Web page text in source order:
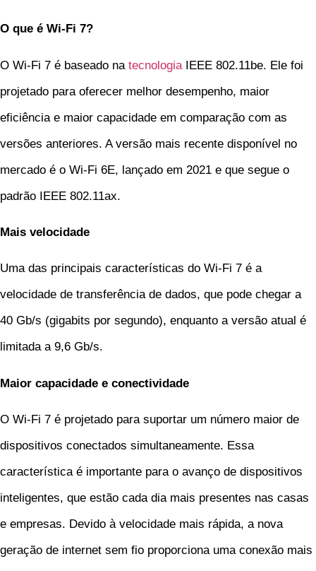
O que é Wi-Fi 7?
O Wi-Fi 7 é baseado na tecnologia IEEE 802.11be. Ele foi
projetado para oferecer melhor desempenho, maior
eficiência e maior capacidade em comparação com as
versões anteriores. A versão mais recente disponível no
mercado é o Wi-Fi 6E, lançado em 2021 e que segue o
padrão IEEE 802.11ax.
Mais velocidade
Uma das principais características do Wi-Fi 7 é a
velocidade de transferência de dados, que pode chegar a
40 Gb/s (gigabits por segundo), enquanto a versão atual é
limitada a 9,6 Gb/s.
Maior capacidade e conectividade
O Wi-Fi 7 é projetado para suportar um número maior de
dispositivos conectados simultaneamente. Essa
característica é importante para o avanço de dispositivos
inteligentes, que estão cada dia mais presentes nas casas
e empresas. Devido à velocidade mais rápida, a nova
geração de internet sem fio proporciona uma conexão mais